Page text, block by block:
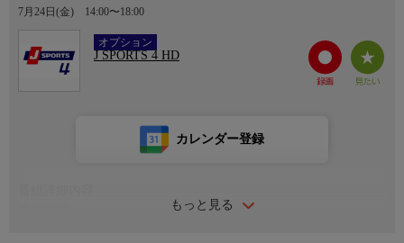
7月24日(金) 14:00〜18:00
オプション
Ch.408
J SPORTS 4 HD
もっと見る
カレンダー登録